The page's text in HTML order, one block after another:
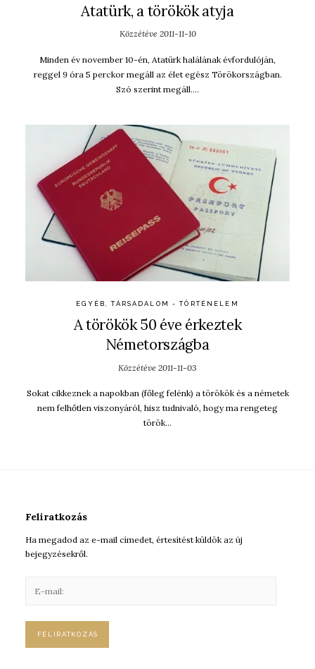
Atatürk, a törökök atyja
Közzétéve 2011-11-10
Minden év november 10-én, Atatürk halálának évfordulóján,
reggel 9 óra 5 perckor megáll az élet egész Törökországban.
Szó szerint megáll….
EGYÉB ,TÁRSADALOM - TÖRTÉNELEM
A törökök 50 éve érkeztek
Németországba
Közzétéve 2011-11-03
Sokat cikkeznek a napokban (főleg felénk) a törökök és a németek
nem felhőtlen viszonyáról, hisz tudnivaló, hogy ma rengeteg
török…
Feliratkozás
Ha megadod az e-mail címedet, értesítést küldök az új
bejegyzésekről.